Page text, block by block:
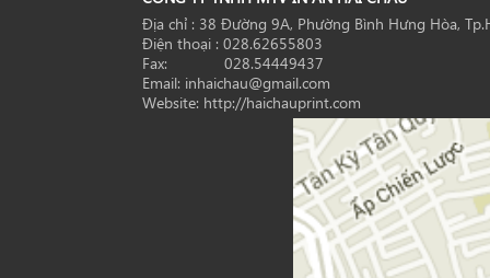
Địa chỉ : 38 Đường 9A, Phường Bình Hưng Hòa,
Điện thoại : 028.62655803
Fax: 028.54449437
Email: inhaichau@gmail.com
Website: http://haichauprint.com